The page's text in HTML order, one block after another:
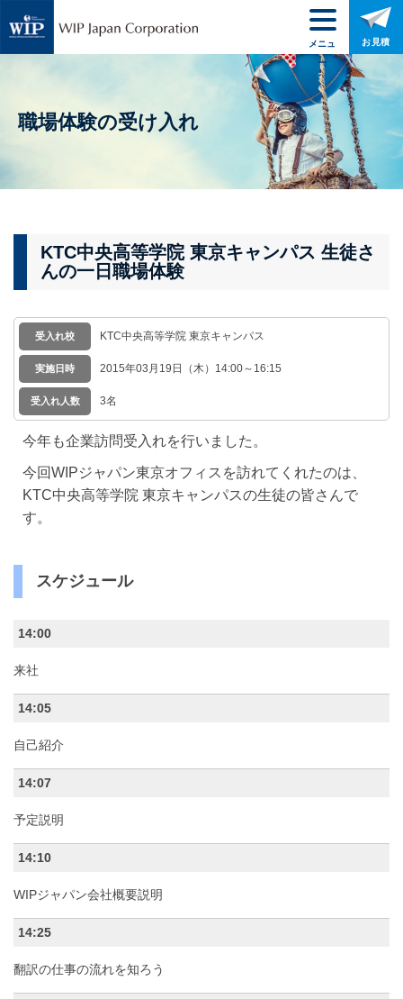
職場体験の受け入れ
KTC中央高等学院 東京キャンパス 生徒さ
んの一日職場体験
受入れ校 KTC中央高等学院 東京キャンパス
実施日時 2015年03月19日（木）14:00～16:15
受入れ人数 3名
今年も企業訪問受入れを行いました。
今回WIPジャパン東京オフィスを訪れてくれたのは、
KTC中央高等学院 東京キャンパスの生徒の皆さんで
す。
スケジュール
14:00
来社
14:05
自己紹介
14:07
予定説明
14:10
WIPジャパン会社概要説明
14:25
翻訳の仕事の流れを知ろう
メニュ
ー
お見積